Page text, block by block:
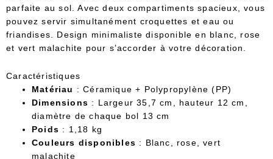
parfaite au sol. Avec deux compartiments spacieux, vous
pouvez servir simultanément croquettes et eau ou
friandises. Design minimaliste disponible en blanc, rose
et vert malachite pour s’accorder à votre décoration.
Caractéristiques
Matériau : Céramique + Polypropylène (PP)
Dimensions : Largeur 35,7 cm, hauteur 12 cm,
diamètre de chaque bol 13 cm
Poids : 1,18 kg
Couleurs disponibles : Blanc, rose, vert
malachite